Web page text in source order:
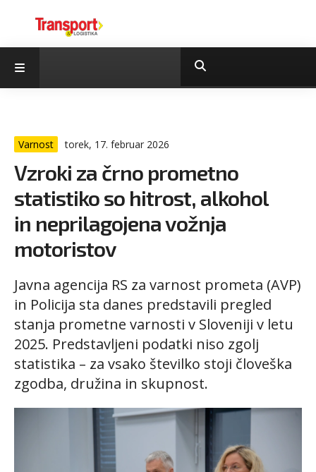
Varnost torek, 17. februar 2026
Vzroki za črno prometno
statistiko so hitrost, alkohol
in neprilagojena vožnja
motoristov
Javna agencija RS za varnost prometa (AVP)
in Policija sta danes predstavili pregled
stanja prometne varnosti v Sloveniji v letu
2025. Predstavljeni podatki niso zgolj
statistika – za vsako številko stoji človeška
zgodba, družina in skupnost.